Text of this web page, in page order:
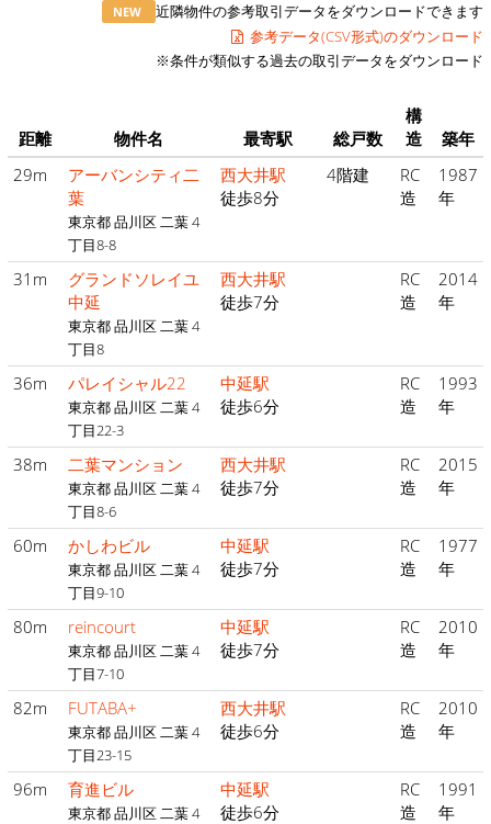
NEW
近隣物件の参考取引データをダウンロードできます
参考データ(CSV形式)のダウンロード
※条件が類似する過去の取引データをダウンロード
距離 物件名 最寄駅 総戸数
構
造
築年
29m
アーバンシティ二
葉
東京都 品川区 二葉 4
丁目8-8
西大井駅
徒歩8分
4階建
RC
造
1987
年
31m
グランドソレイユ
中延
東京都 品川区 二葉 4
丁目8
西大井駅
徒歩7分
RC
造
2014
年
36m パレイシャル22
東京都 品川区 二葉 4
丁目22-3
中延駅
徒歩6分
RC
造
1993
年
38m 二葉マンション
東京都 品川区 二葉 4
丁目8-6
西大井駅
徒歩7分
RC
造
2015
年
60m かしわビル
東京都 品川区 二葉 4
丁目9-10
中延駅
徒歩7分
RC
造
1977
年
80m reincourt
東京都 品川区 二葉 4
丁目7-10
中延駅
徒歩7分
RC
造
2010
年
82m FUTABA+
東京都 品川区 二葉 4
丁目23-15
西大井駅
徒歩6分
RC
造
2010
年
96m 育進ビル
東京都 品川区 二葉 4
中延駅
徒歩6分
RC
造
1991
年